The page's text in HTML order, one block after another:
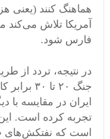
هماهنگ کنند (یعنی
آمریکا تلاش
فارس شود.
در نتیجه، تردد از
جنگ ۲۰
ایران در مقایسه با
تجربه کرده است.
است که نفتکش‌های